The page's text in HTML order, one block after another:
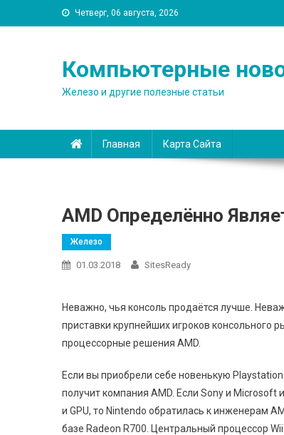
Четверг, 06 августа, 2026
Компьютерные
Железо и другие полезные статьи
Главная Карта Сайта
AMD Определённо
Железо
01.03.2018 SitesReady
Неважно, чья консоль продаётся лучше.
приставки крупнейших игроков консольного
процессорные решения AMD.
Если вы приобрели себе новенькую
получит компания AMD. Если Sony и Microsoft
и GPU, то Nintendo обратилась к инженерам
базе Radeon R700. Центральный процессор